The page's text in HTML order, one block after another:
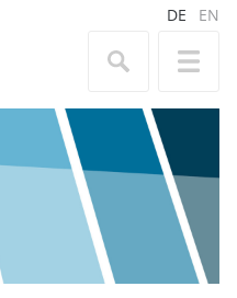
DE EN